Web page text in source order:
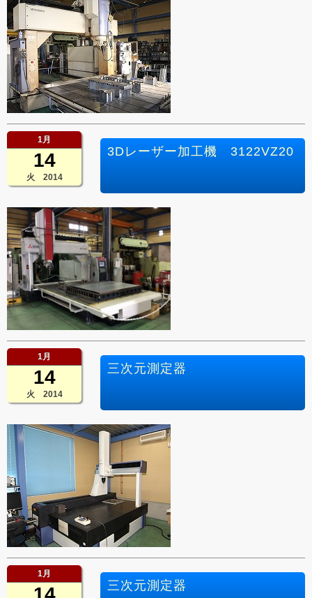
1月
14
火 2014
3Dレーザー加工機 3122VZ20
1月
14
火 2014
三次元測定器
1月
三次元測定器